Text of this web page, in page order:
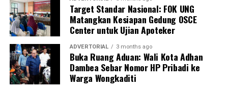
Target Standar Nasional: FOK UNG
Matangkan Kesiapan Gedung OSCE
Center untuk Ujian Apoteker
ADVERTORIAL 3 months ago
Buka Ruang Aduan: Wali Kota Adhan
Dambea Sebar Nomor HP Pribadi ke
Warga Wongkaditi